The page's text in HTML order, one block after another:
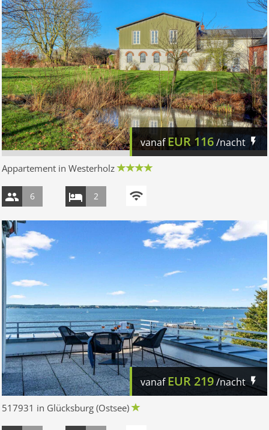
vanaf EUR 116/nacht
Appartement in Westerholz
6 2
vanafEUR 219/nacht
517931 in Glücksburg (Ostsee)